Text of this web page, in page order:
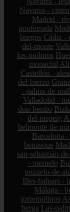
Navarra -
Madrid -
ponferrada
burgos Cádiz -
del-monte
los-molinos
monachil
Castellón -
del-bierzo
- palma-de-
Valladolid -
don-benito
del-raspeig
belmonte-de-
Barcelona
benasque
san-sebastián-
- meruelo
pozuelo-de-
Illes-balears -
Málaga -
torremolinos
berga Las-